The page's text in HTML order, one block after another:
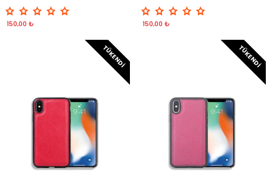
150,00 ₺ 150,00 ₺
TÜKENDI TÜKENDI